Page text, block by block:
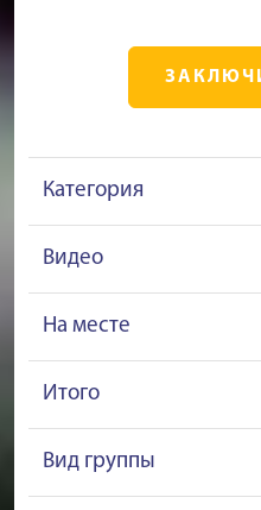
Категория
Видео
На месте
Итого
Вид группы